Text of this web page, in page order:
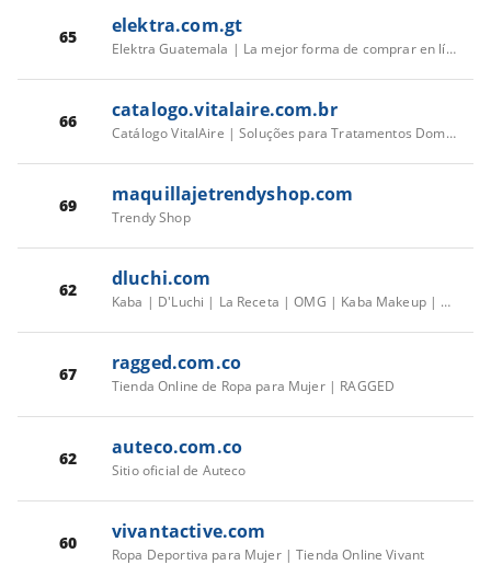
65 elektra.com.gt
Elektra Guatemala | La mejor forma de comprar en línea
66 catalogo.vitalaire.com.br
Catálogo VitalAire | Soluções para Tratamentos Domiciliares
69 maquillajetrendyshop.com
Trendy Shop
62 dluchi.com
Kaba | D'Luchi | La Receta | OMG | Kaba Makeup | Tienda Oficial
67 ragged.com.co
Tienda Online de Ropa para Mujer | RAGGED
62 auteco.com.co
Sitio oficial de Auteco
60 vivantactive.com
Ropa Deportiva para Mujer | Tienda Online Vivant